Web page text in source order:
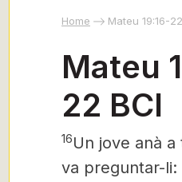
Home Mateu 19:16-
Mateu
22 BCI
16Un jove anà
va preguntar-li: